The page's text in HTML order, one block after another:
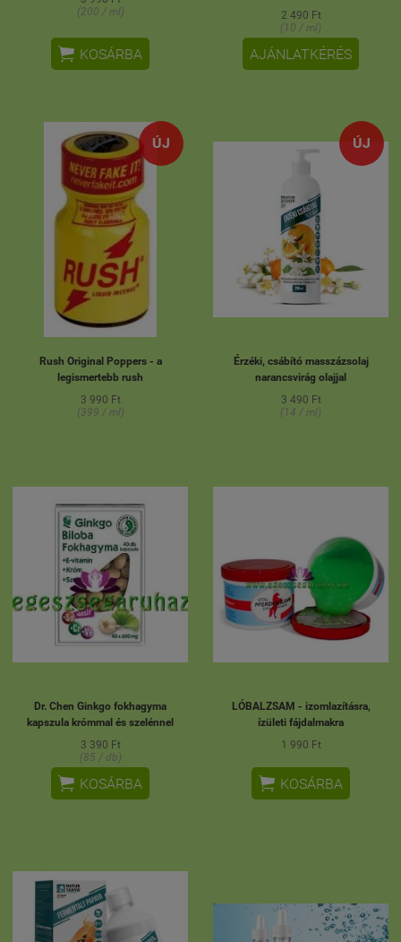
(200 / ml)
 KOSÁRBA
2 490 Ft
(10 / ml)
AJÁNLATKÉRÉS
ÚJ
Rush Original Poppers - a
legismertebb rush
3 990 Ft
(399 / ml)
ÚJ
Érzéki, csábító masszázsolaj
narancsvirág olajjal
3 490 Ft
(14 / ml)
Dr. Chen Ginkgo fokhagyma
kapszula krómmal és szelénnel
3 390 Ft
(85 / db)
 KOSÁRBA
LÓBALZSAM - izomlazításra,
ízületi fájdalmakra
1 990 Ft
 KOSÁRBA